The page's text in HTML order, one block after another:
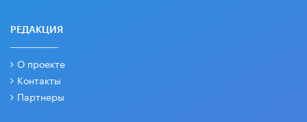
РЕДАКЦИЯ
О проекте
Контакты
Партнеры